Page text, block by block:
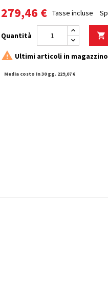
279,46 € Tasse incluse
Quantità 
 Ultimi articoli in magazzino
Media costo in 30 gg. 229,07 €